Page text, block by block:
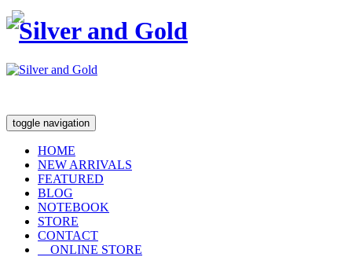
toggle navigation
HOME
NEW ARRIVALS
FEATURED
BLOG
NOTEBOOK
STORE
CONTACT
ONLINE STORE